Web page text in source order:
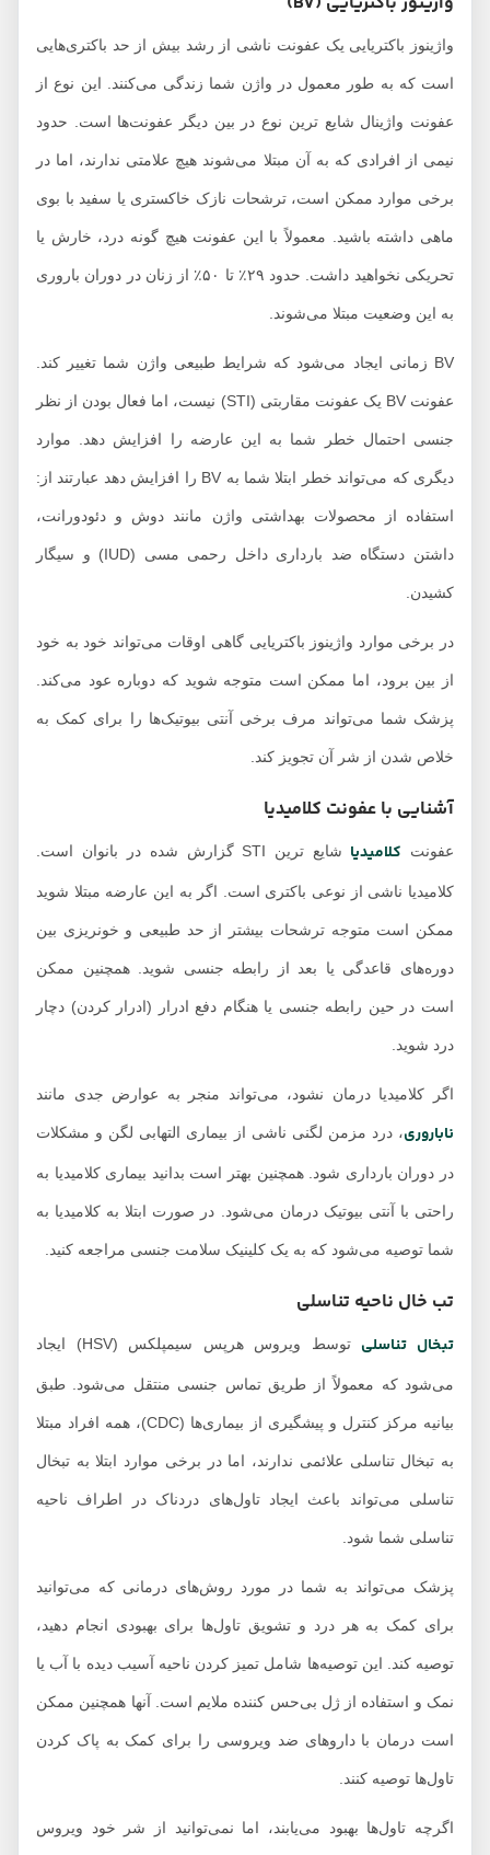
واژینوز باکتریایی یک عفونت ناشی از رشد بیش از حد باکتری‌هایی
است که به طور معمول در واژن شما زندگی می‌کنند. این نوع از
عفونت واژینال شایع ترین نوع در بین دیگر عفونت‌ها است. حدود
نیمی از افرادی که به آن مبتلا می‌شوند هیچ علامتی ندارند، اما در
برخی موارد ممکن است، ترشحات نازک خاکستری یا سفید با بوی
ماهی داشته باشید. معمولاً با این عفونت هیچ گونه درد، خارش یا
تحریکی نخواهید داشت. حدود ۲۹٪ تا ۵۰٪ از زنان در دوران باروری
به این وضعیت مبتلا می‌شوند.
BV زمانی ایجاد می‌شود که شرایط طبیعی واژن شما تغییر کند.
عفونت BV یک عفونت مقاربتی (STI) نیست، اما فعال بودن از نظر
جنسی احتمال خطر شما به این عارضه را افزایش دهد. موارد
دیگری که می‌تواند خطر ابتلا شما به BV را افزایش دهد عبارتند از:
استفاده از محصولات بهداشتی واژن مانند دوش و دئودورانت،
داشتن دستگاه ضد بارداری داخل رحمی مسی (IUD) و سیگار
کشیدن.
در برخی موارد واژینوز باکتریایی گاهی اوقات می‌تواند خود به خود
از بین برود، اما ممکن است متوجه شوید که دوباره عود می‌کند.
پزشک شما می‌تواند مرف برخی آنتی بیوتیک‌ها را برای کمک به
خلاص شدن از شر آن تجویز کند.
آشنایی با عفونت کلامیدیا
عفونتکلامیدیا شایع ترین STI گزارش شده در بانوان است.
کلامیدیا ناشی از نوعی باکتری است. اگر به این عارضه مبتلا شوید
ممکن است متوجه ترشحات بیشتر از حد طبیعی و خونریزی بین
دوره‌های قاعدگی یا بعد از رابطه جنسی شوید. همچنین ممکن
است در حین رابطه جنسی یا هنگام دفع ادرار (ادرار کردن) دچار
درد شوید.
اگر کلامیدیا درمان نشود، می‌تواند منجر به عوارض جدی مانند
ناباروری، درد مزمن لگنی ناشی از بیماری التهابی لگن و مشکلات
در دوران بارداری شود. همچنین بهتر است بدانید بیماری کلامیدیا به
راحتی با آنتی بیوتیک درمان می‌شود. در صورت ابتلا به کلامیدیا به
شما توصیه می‌شود که به یک کلینیک سلامت جنسی مراجعه کنید.
تب خال ناحیه تناسلی
تبخال تناسلی توسط ویروس هرپس سیمپلکس (HSV) ایجاد
می‌شود که معمولاً از طریق تماس جنسی منتقل می‌شود. طبق
بیانیه مرکز کنترل و پیشگیری از بیماری‌ها (CDC)، همه افراد مبتلا
به تبخال تناسلی علائمی ندارند، اما در برخی موارد ابتلا به تبخال
تناسلی می‌تواند باعث ایجاد تاول‌های دردناک در اطراف ناحیه
تناسلی شما شود.
پزشک می‌تواند به شما در مورد روش‌های درمانی که می‌توانید
برای کمک به هر درد و تشویق تاول‌ها برای بهبودی انجام دهید،
توصیه کند. این توصیه‌ها شامل تمیز کردن ناحیه آسیب دیده با آب یا
نمک و استفاده از ژل بی‌حس کننده ملایم است. آنها همچنین ممکن
است درمان با داروهای ضد ویروسی را برای کمک به پاک کردن
تاول‌ها توصیه کنند.
اگرچه تاول‌ها بهبود می‌یابند، اما نمی‌توانید از شر خود ویروس